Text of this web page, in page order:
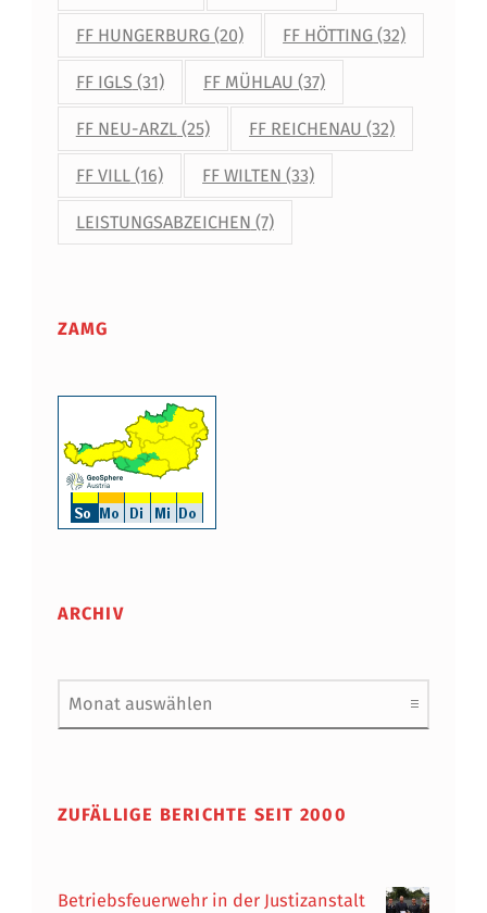
FF HUNGERBURG(20) FF HÖTTING (32)
FF IGLS (31) FF MÜHLAU (37)
FF NEU-ARZL(25) FF REICHENAU (32)
FF VILL(16) FF WILTEN (33)
LEISTUNGSABZEICHEN (7)
ZAMG
ARCHIV
Archiv
ZUFÄLLIGE BERICHTE SEIT 2000
Betriebsfeuerwehr in der Justizanstalt